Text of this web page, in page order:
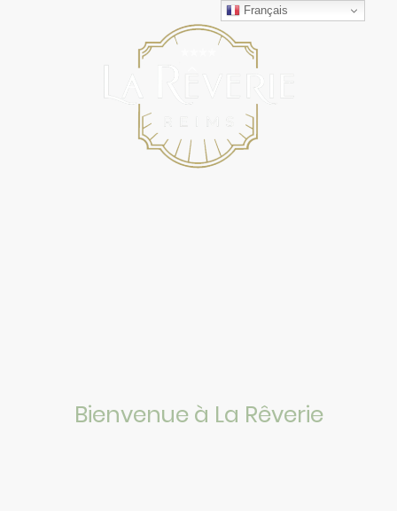
Bienvenue à La Rêverie
Français